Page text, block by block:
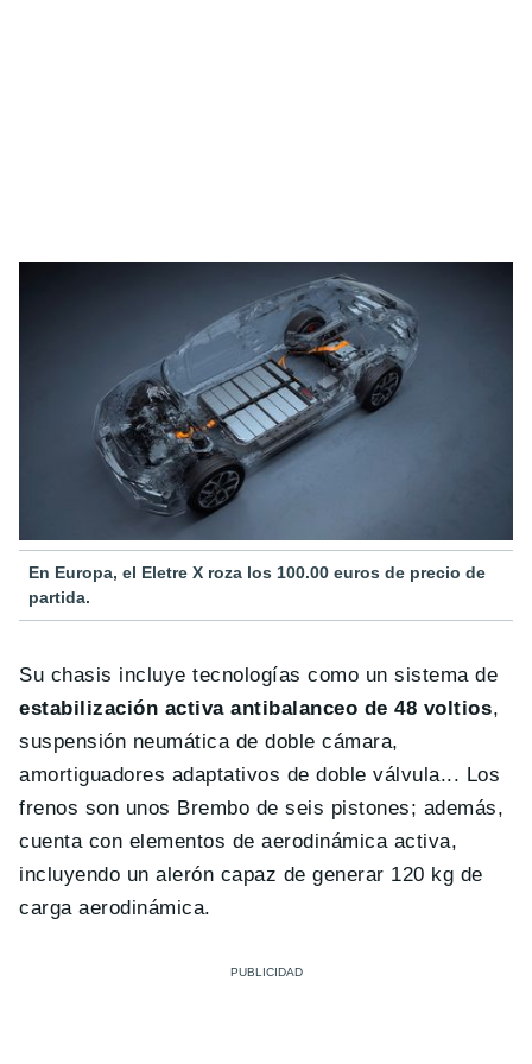
En Europa, el Eletre X roza los 100.00 euros de precio de
partida.
Su chasis incluye tecnologías como un sistema de
estabilización activa antibalanceo de 48 voltios,
suspensión neumática de doble cámara,
amortiguadores adaptativos de doble válvula... Los
frenos son unos Brembo de seis pistones; además,
cuenta con elementos de aerodinámica activa,
incluyendo un alerón capaz de generar 120 kg de
carga aerodinámica.